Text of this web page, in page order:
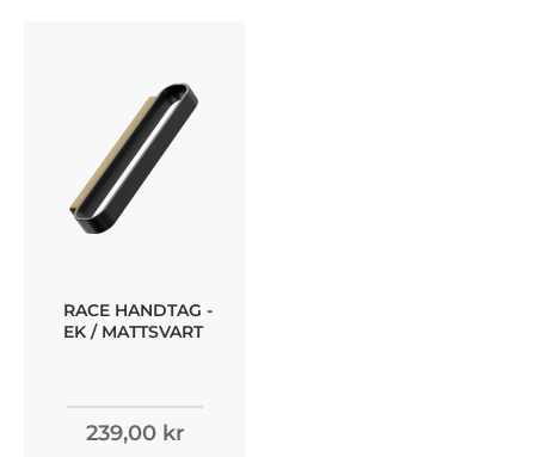
RACE HANDTAG -
EK / MATTSVART
239,00 kr